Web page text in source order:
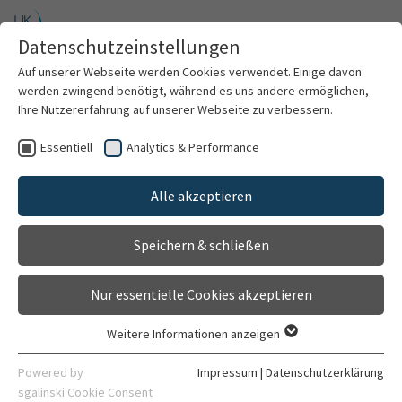
Zum Hauptinhalt springen
Willkommen
Über uns
Für Patienten
Forschung
Berufsdermatologie
Ambulante
Vorstellungen
Neben dem stationären Rehabilitationsverfahren sind,
in Absprache mit dem Kostenträger
(Berufsgenossenschaft/Unfallkasse), auch ambulante
Vorstellungen in der Sektion Berufsdermatologie
Datenschutzeinstellungen
Auf unserer Webseite werden Cookies verwendet. Einige davon
werden zwingend benötigt, während es uns andere ermöglichen,
Ihre Nutzererfahrung auf unserer Webseite zu verbessern.
Essentiell Analytics & Performance
Alle akzeptieren
Speichern & schließen
Nur essentielle Cookies akzeptieren
Essentielle Cookies werden für grundlegende Funktionen der
Webseite benötigt. Dadurch ist gewährleistet, dass die
Weitere Informationen anzeigen
Powered by
sgalinski Cookie Consent
Impressum | Datenschutzerklärung